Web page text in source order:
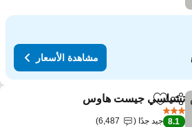
مشاهدة الأسعار
مشاركةAdd to favorites
تشيلسي جيست هاوس
8.1 جيد جدًا
6,487